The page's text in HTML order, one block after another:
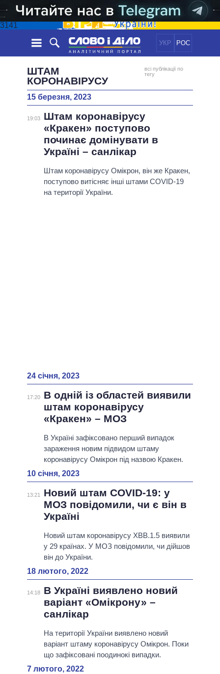
3141
УКР РОС
СТРІЧКА
ПОДІЇ
СТАТТІ
ДУМКИ
ОГЛЯДИ
ПОЛІТИКА
ЕКОНОМІКА
СУСПІЛЬСТВО
СВІТ
ОБIЦЯНКИ
ПОЛIТИКИ
УСІ ПОЛІТИКИ
ПРЕЗИДЕНТ І ОФІС
КАБІНЕТ МІНІСТРІВ
ГОЛОВИ ОБЛАДМІНІСТРАЦІЙ
ІНФОГРАФІКА
ВІДЕО
ПІДТРИМАТИ
ПОРІВНЯННЯ ПОЛІТИКІВ
ШТАМ
КОРОНАВІРУСУ
всі публікації по
тегу
15 березня, 2023
19:03
Штам коронавірусу
«Кракен» поступово
починає домінувати в
Україні – санлікар
Штам коронавірусу Омікрон, він же Кракен,
поступово витісняє інші штами COVID-19
на території України.
24 січня, 2023
17:20
В одній із областей виявили
штам коронавірусу
«Кракен» – МОЗ
В Україні зафіксовано перший випадок
зараження новим підвидом штаму
коронавірусу Омікрон під назвою Кракен.
10 січня, 2023
13:21
Новий штам COVID-19: у
МОЗ повідомили, чи є він в
Україні
Новий штам коронавірусу XBB.1.5 виявили
у 29 країнах. У МОЗ повідомили, чи дійшов
він до України.
18 лютого, 2022
14:18
В Україні виявлено новий
варіант «Омікрону» –
санлікар
На території України виявлено новий
варіант штаму коронавірусу Омікрон. Поки
що зафіксовані поодинокі випадки.
7 лютого, 2022